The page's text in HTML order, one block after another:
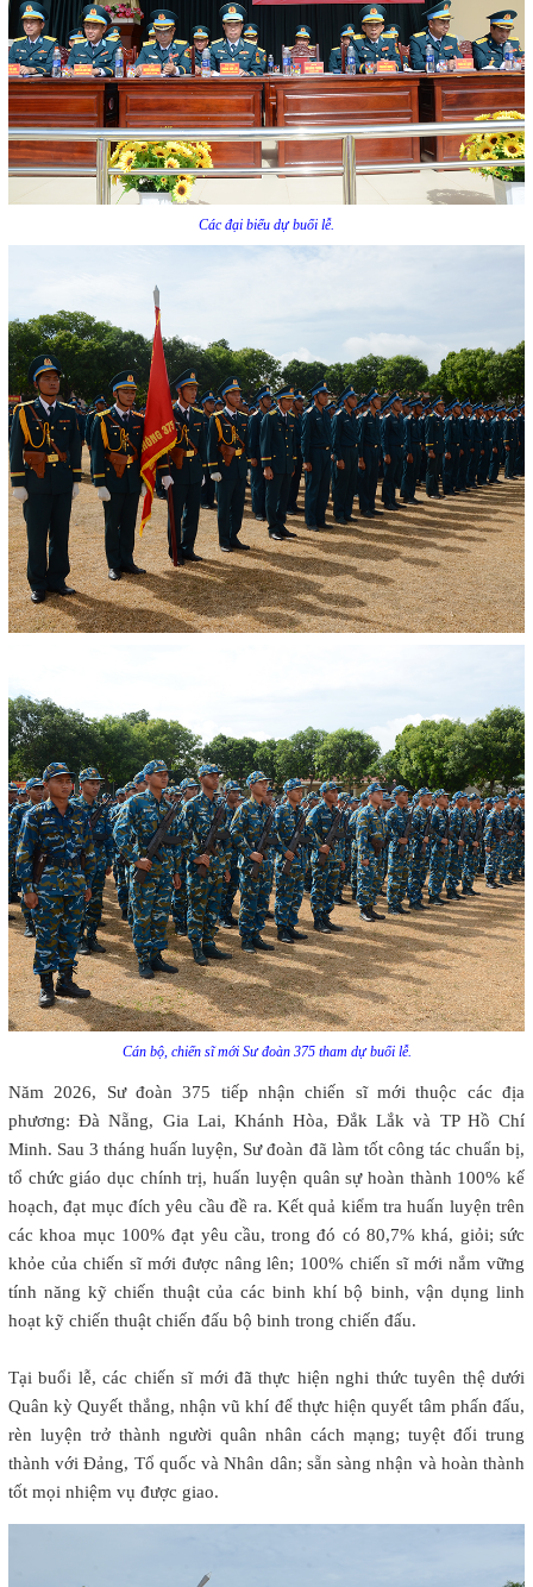
Các đại biểu dự buổi lễ.
Cán bộ, chiến sĩ mới Sư đoàn 375 tham dự buổi lễ.
Năm 2026, Sư đoàn 375 tiếp nhận chiến sĩ mới thuộc các địa
phương: Đà Nẵng, Gia Lai, Khánh Hòa, Đắk Lắk và TP Hồ Chí
Minh. Sau 3 tháng huấn luyện, Sư đoàn đã làm tốt công tác chuẩn bị,
tổ chức giáo dục chính trị, huấn luyện quân sự hoàn thành 100% kế
hoạch, đạt mục đích yêu cầu đề ra. Kết quả kiểm tra huấn luyện trên
các khoa mục 100% đạt yêu cầu, trong đó có 80,7% khá, giỏi; sức
khỏe của chiến sĩ mới được nâng lên; 100% chiến sĩ mới nắm vững
tính năng kỹ chiến thuật của các binh khí bộ binh, vận dụng linh
hoạt kỹ chiến thuật chiến đấu bộ binh trong chiến đấu.
Tại buổi lễ, các chiến sĩ mới đã thực hiện nghi thức tuyên thệ dưới
Quân kỳ Quyết thắng, nhận vũ khí để thực hiện quyết tâm phấn đấu,
rèn luyện trở thành người quân nhân cách mạng; tuyệt đối trung
thành với Đảng, Tổ quốc và Nhân dân; sẵn sàng nhận và hoàn thành
tốt mọi nhiệm vụ được giao.